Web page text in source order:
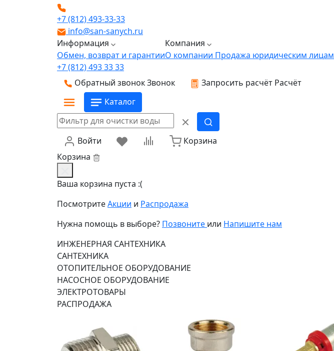
+7 (812) 493-33-33
info@san-sanych.ru
Информация
Обмен, возврат и гарантии
Компания
О компании Продажа юридическим лицам
+7 (812) 493 33 33
Обратный звонокЗвонок Запросить расчёт Расчёт
Каталог
Войти
Корзина
Корзина
Ваша корзина пуста :(
ПосмотритеАкции и Распродажа
Нужна помощь в выборе? Позвоните или Напишите нам
ИНЖЕНЕРНАЯ САНТЕХНИКА
САНТЕХНИКА
ОТОПИТЕЛЬНОЕ ОБОРУДОВАНИЕ
НАСОСНОЕ ОБОРУДОВАНИЕ
ЭЛЕКТРОТОВАРЫ
РАСПРОДАЖА